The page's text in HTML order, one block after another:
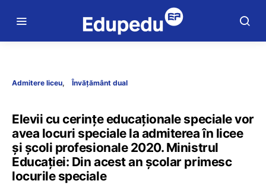
Admitere liceu Învățământ dual
Elevii cu cerințe educaționale speciale vor
avea locuri speciale la admiterea în licee
și școli profesionale 2020. Ministrul
Educației: Din acest an școlar primesc
locurile speciale